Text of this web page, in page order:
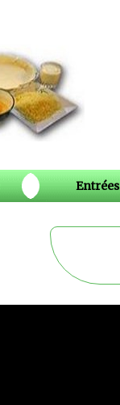
Entrées